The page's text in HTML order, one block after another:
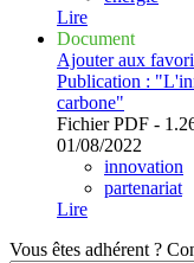
Lire
Document
Ajouter aux
Publication :
carbone"
Fichier PDF -
01/08/2022
innovation
partenariat
Lire
Vous êtes adhérent ?